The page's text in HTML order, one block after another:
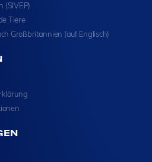
(SIVEP)
Tiere
Großbritannien (auf Englisch)